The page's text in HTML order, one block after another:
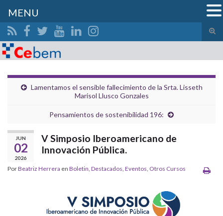
el
Search for:
Lamentamos el sensible fallecimiento de la Srta. Lisseth
Marisol Llusco Gonzales
Pensamientos de sostenibilidad 196:
JUN
02
2026
V Simposio Iberoamericano de
Innovación Pública.
PorBeatriz Herrera en Boletin, Destacados, Eventos, Otros Cursos
MENU